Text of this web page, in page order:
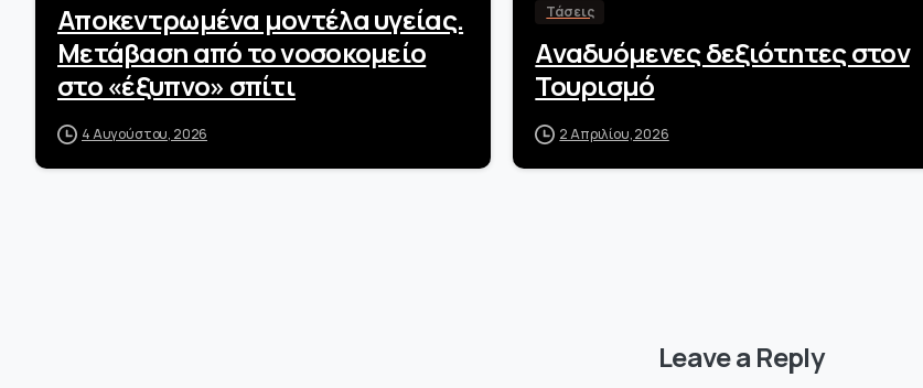
Αποκεντρωμένα μοντέλα υγείας.
Μετάβαση από το νοσοκομείο
στο «έξυπνο» σπίτι
4 Αυγούστου, 2026
Τάσεις
Αναδυόμενες δεξιότητες στον
Τουρισμό
2 Απριλίου, 2026
Leave a Reply